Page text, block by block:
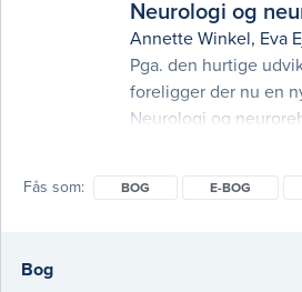
Neurologi og
Annette Winkel, Eva
Pga. den hurtige
foreligger der nu en
Neurologi og
præsenterer nyeste
Fås som BOG E-BOG
Bog